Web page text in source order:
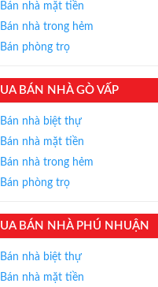
thiện, nhiệt tình,
×
Bán nhà mặt tiền
Bán nhà trong hẻm
Bán phòng trọ
BÁN NHÀ GÒ VẤP
Bán nhà biệt thự
Bán nhà mặt tiền
Bán nhà trong hẻm
Bán phòng trọ
BÁN NHÀ PHÚ NHUẬN
Bán nhà biệt thự
Bán nhà mặt tiền